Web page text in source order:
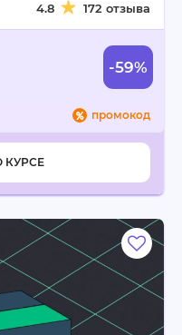
4.8 172 отзыва
-59%
промокод
КУРСЕ